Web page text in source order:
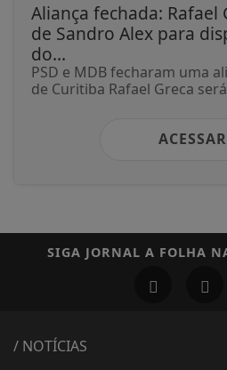
Aliança fechada: Rafael
de Sandro Alex para
do...
PSD e MDB fecharam uma
de Curitiba Rafael Greca
ACESSAR
SIGA JORNAL A FOLHA
/ NOTÍCIAS